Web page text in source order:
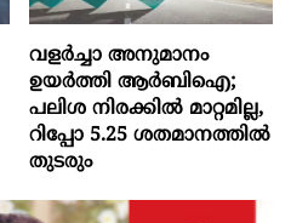
വളർച്ചാ അനുമാനം
ഉയർത്തി ആർബിഐ;
പലിശ നിരക്കിൽ മാറ്റമില്ല,
റിപ്പോ 5.25 ശതമാനത്തിൽ
തുടരും